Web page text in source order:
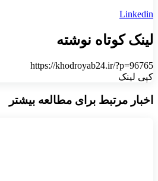
Linkedin
لینک کوتاه نوشته
https://khodroyab24.ir/?p=96765
کپی لینک
اخبار مرتبط برای مطالعه بیشتر